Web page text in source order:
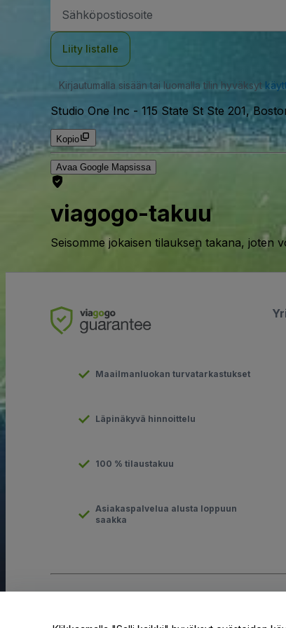
Liity listalle
Kirjautumalla sisään tai luomalla tilin hyväksyt
Studio One Inc - 115 State St Ste 201,
Kopio
Avaa Google Mapsissa
viagogo-takuu
Seisomme jokaisen tilauksen takana, joten
Maailmanluokan turvatarkastukset
Läpinäkyvä hinnoittelu
100 % tilaustakuu
Asiakaspalvelua alusta loppuun
saakka